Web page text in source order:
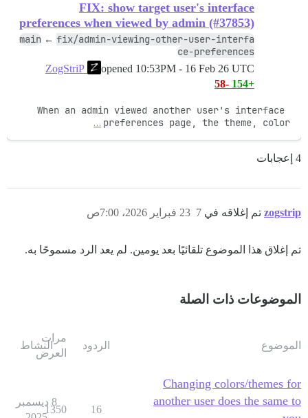
FIX: show target user's interface
preferences when viewed by admin (#37853)
main ← fix/admin-viewing-other-user-interfa
ce-preferences
opened 10:53PM - 16 Feb 26 UTC
+154
-58
When an admin viewed another user's interface
preferences page, the theme, color
…
4 إعجابات
zogstrip تم إغلاقه في 23 فبراير 2026، 7:00ص 7
تم إغلاق هذا الموضوع تلقائيًا بعد يومين. لم يعد الرد مسموحًا به.
الموضوعات ذات الصلة
الموضوع الردود
مرات
العرض
النشاط
Changing colors/themes for
another user does the same to
16
1350
8 ديسمبر